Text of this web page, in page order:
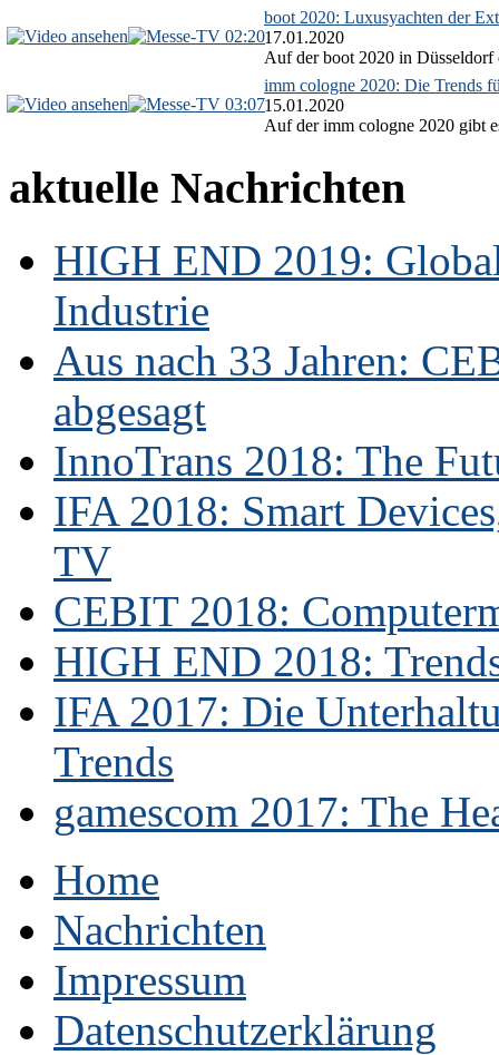
02:20
boot 2020: Luxusyachten der
17.01.2020
Auf der boot 2020 in Düsseldorf
03:07
imm cologne 2020: Die Trends
15.01.2020
Auf der imm cologne 2020 gibt
aktuelle Nachrichten
HIGH END 2019:
Industrie
Aus nach 33 Jahren:
abgesagt
InnoTrans 2018: The
IFA 2018: Smart
TV
CEBIT 2018:
HIGH END 2018:
IFA 2017: Die
Trends
gamescom 2017: The
Home
Nachrichten
Impressum
Datenschutzerklärung